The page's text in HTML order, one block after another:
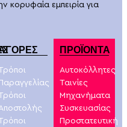
κορυφαία εμπειρία για
Παραγγελίας
ΠΡΟΪΟΝΤΑ
Αυτοκόλλητες
Ταινίες
Μηχανήματα
Συσκευασίας
Προστατευτική